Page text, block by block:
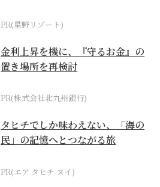
PR(星野リゾート)
金利上昇を機に、『守るお金』の
置き場所を再検討
PR(株式会社北九州銀行)
タヒチでしか味わえない、「海の
民」の記憶へとつながる旅
PR(エア タヒチ ヌイ)